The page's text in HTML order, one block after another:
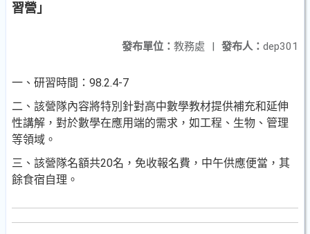
習營」
發布人： dep301
發布單位： 教務處 |
一、研習時間：98.2.4-7
二、該營隊內容將特別針對高中數學教材提供補充和延伸
性講解，對於數學在應用端的需求，如工程、生物、管理
等領域。
三、該營隊名額共20名，免收報名費，中午供應便當，其
餘食宿自理。